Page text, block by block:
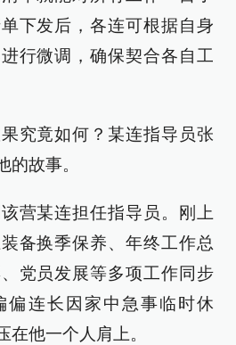
下发后，各连可根据自身
行微调，确保契合各自工
究竟如何？某连指导员张
的故事。
营某连担任指导员。刚上
备换季保养、年终工作总
党员发展等多项工作同步
偏连长因家中急事临时休
在他一个人肩上。